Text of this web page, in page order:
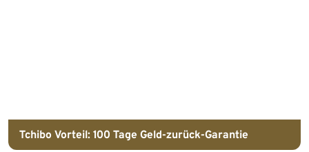
Tchibo Vorteil: 100 Tage Geld-zurück-Garantie